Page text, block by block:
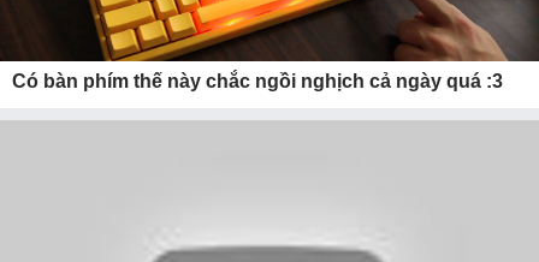
Có bàn phím thế này chắc ngồi nghịch cả ngày quá :3